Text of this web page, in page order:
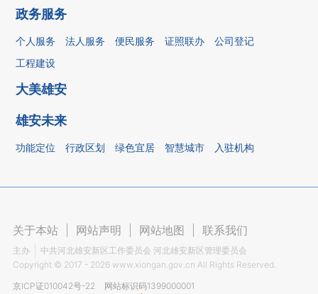
政务服务
个人服务 法人服务 便民服务 证照联办
公司登记
工程建设
大美雄安
雄安未来
功能定位 行政区划 绿色宜居 智慧城市 入驻机构
关于本站 网站声明 网站地图 联系我们
主办
中共河北雄安新区工作委员会 河北雄安新区管理委员会
Copyright © 2017 - 2026 www.xiongan.gov.cn All Rights Reserved.
京ICP证010042号-22
网站标识码1399000001